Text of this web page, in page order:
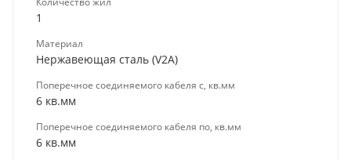
1
Материал
Нержавеющая сталь (V2A)
Поперечное соединяемого кабеля с, кв.мм
6 кв.мм
Поперечное соединяемого кабеля по, кв.мм
6 кв.мм